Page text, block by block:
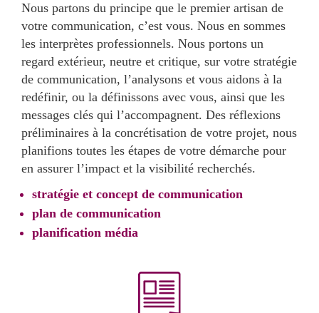
Nous partons du principe que le premier artisan de
votre communication, c’est vous. Nous en sommes
les interprètes professionnels. Nous portons un
regard extérieur, neutre et critique, sur votre stratégie
de communication, l’analysons et vous aidons à la
redéfinir, ou la définissons avec vous, ainsi que les
messages clés qui l’accompagnent. Des réflexions
préliminaires à la concrétisation de votre projet, nous
planifions toutes les étapes de votre démarche pour
en assurer l’impact et la visibilité recherchés.
stratégie et concept de communication
plan de communication
planification média